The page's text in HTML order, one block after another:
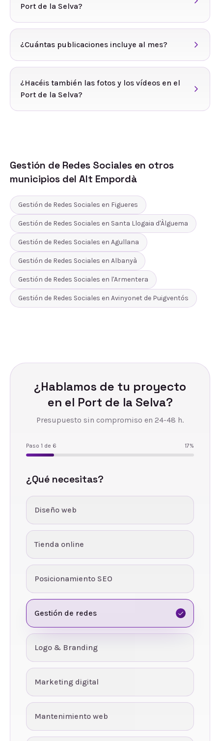
Port de la Selva?
¿Cuántas publicaciones incluye al mes?
¿Hacéis también las fotos y los vídeos en el
Port de la Selva?
Gestión de Redes Sociales en otros
municipios del Alt Empordà
Gestión de Redes Sociales en Figueres
Gestión de Redes Sociales en Santa Llogaia d'Àlguema
Gestión de Redes Sociales en Agullana
Gestión de Redes Sociales en Albanyà
Gestión de Redes Sociales en l'Armentera
Gestión de Redes Sociales en Avinyonet de Puigventós
¿Hablamos de tu proyecto
en el Port de la Selva?
Presupuesto sin compromiso en 24-48 h.
Paso 1 de 6 17%
¿Qué necesitas?
Diseño web
Tienda online
Posicionamiento SEO
Gestión de redes
Logo & Branding
Marketing digital
Mantenimiento web